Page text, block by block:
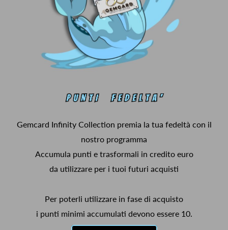
Gemcard Infinity Collection premia la tua fedeltà con il
nostro programma
Accumula punti e trasformali in credito euro
da utilizzare per i tuoi futuri acquisti
Per poterli utilizzare in fase di acquisto
i punti minimi accumulati devono essere 10.